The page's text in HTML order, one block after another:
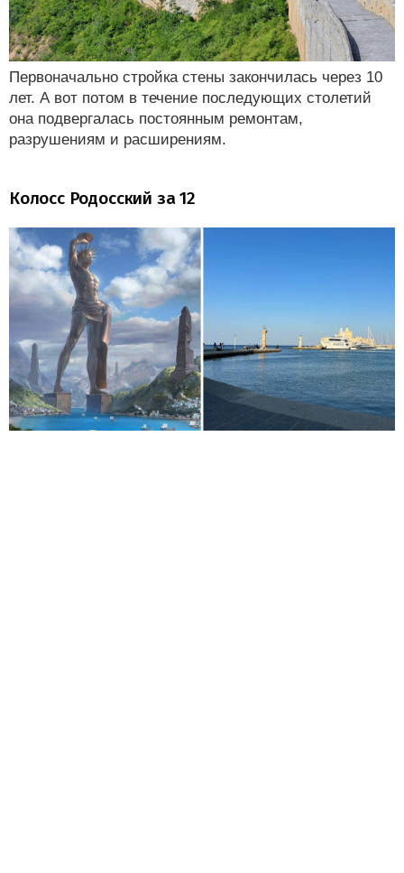
Первоначально стройка стены закончилась через 10
лет. А вот потом в течение последующих столетий
она подвергалась постоянным ремонтам,
разрушениям и расширениям.
Колосс Родосский за 12